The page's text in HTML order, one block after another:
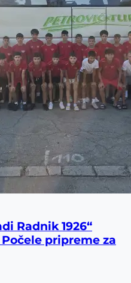
Radnik 1926“
pripreme za